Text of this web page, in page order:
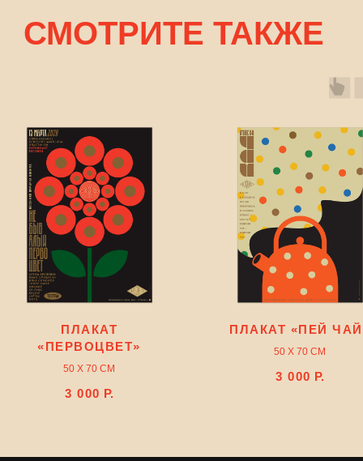
СМОТРИТЕ ТАКЖЕ
ПЛАКАТ
«ПЕРВОЦВЕТ»
50 Х 70 СМ
3 000 Р.
ПЛАКАТ «ПЕЙ
50 Х 70 СМ
3 000 Р.